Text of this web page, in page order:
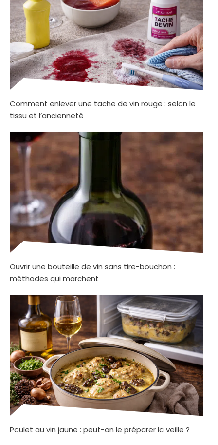
Comment enlever une tache de vin rouge : selon le
tissu et l’ancienneté
Ouvrir une bouteille de vin sans tire-bouchon :
méthodes qui marchent
Poulet au vin jaune : peut-on le préparer la veille ?